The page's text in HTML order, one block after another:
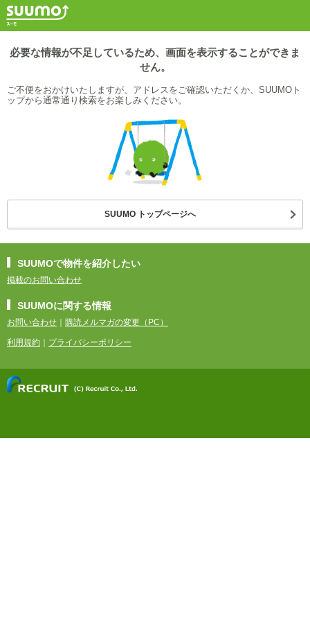
必要な情報が不足しているため、画面を表示することができま
せん。
ご不便をおかけいたしますが、アドレスをご確認いただくか、SUUMOト
ップから通常通り検索をお楽しみください。
SUUMO トップページへ
SUUMOで物件を紹介したい
掲載のお問い合わせ
SUUMOに関する情報
お問い合わせ 購読メルマガの変更（PC）
利用規約 プライバシーポリシー